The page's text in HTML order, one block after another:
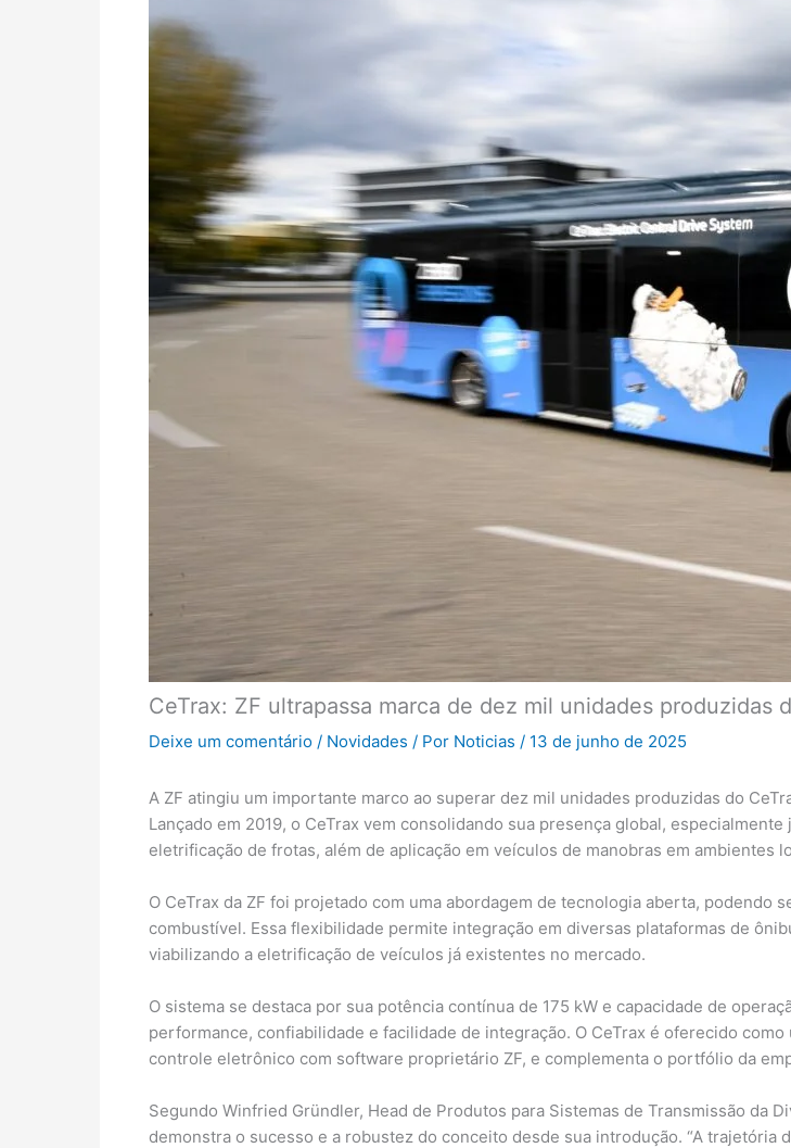
CeTrax: ZF ultrapassa marca de dez mil unidades produzidas
Deixe um comentário / Novidades / Por Noticias / 13 de junho de 2025
A ZF atingiu um importante marco ao superar dez mil unidades produzidas do
Lançado em 2019, o CeTrax vem consolidando sua presença global,
eletrificação de frotas, além de aplicação em veículos de manobras em ambientes
O CeTrax da ZF foi projetado com uma abordagem de tecnologia aberta,
combustível. Essa flexibilidade permite integração em diversas plataformas de
viabilizando a eletrificação de veículos já existentes no mercado.
O sistema se destaca por sua potência contínua de 175 kW e capacidade de
performance, confiabilidade e facilidade de integração. O CeTrax é oferecido
controle eletrônico com software proprietário ZF, e complementa o portfólio da
Segundo Winfried Gründler, Head de Produtos para Sistemas de Transmissão da
demonstra o sucesso e a robustez do conceito desde sua introdução. “A trajetória